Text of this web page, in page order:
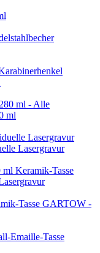
ml
Lasergravur
Keramik-Tasse
Tasse GARTOW -
Emaille-Tasse